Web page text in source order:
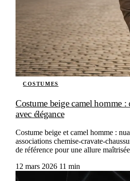
COSTUMES
Costume beige camel homme :
avec élégance
Costume beige et camel homme :
associations chemise-cravate-
de référence pour une allure
12 mars 2026 11 min